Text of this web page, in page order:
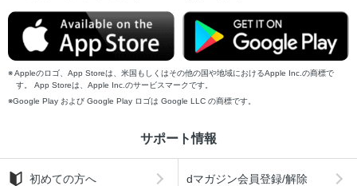
Appleのロゴ、App Storeは、米国もしくはその他の国や地域におけるApple Inc.の商標で
す。 App Storeは、Apple Inc.のサービスマークです。
Google Play および Google Play ロゴは Google LLC の商標です。
サポート情報
初めての方へ dマガジン会員登録/解除